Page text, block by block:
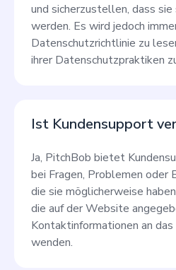
und sicherzustellen, dass
werden. Es wird jedoch
Datenschutzrichtlinie zu
ihrer Datenschutzpraktiken
Ist Kundensupport
Ja, PitchBob bietet
bei Fragen, Problemen oder
die sie möglicherweise
die auf der Website
Kontaktinformationen an
wenden.